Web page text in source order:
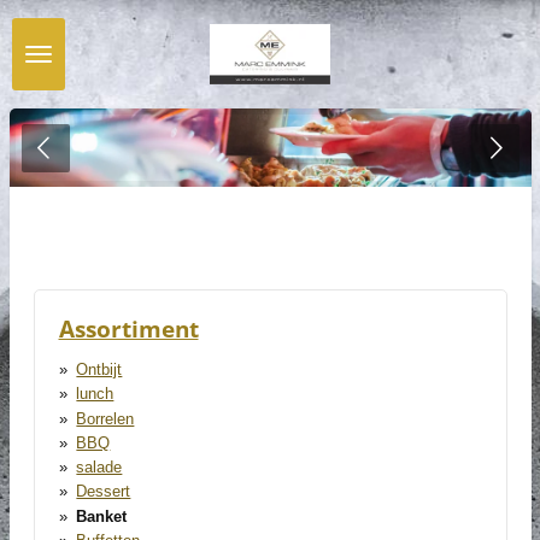
Ga
direct
naar
de
hoofdinhoud
Assortiment
Ontbijt
lunch
Borrelen
BBQ
salade
Dessert
Banket